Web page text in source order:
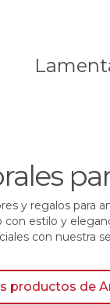
y regalos para
estilo y
con nuestra
productos de